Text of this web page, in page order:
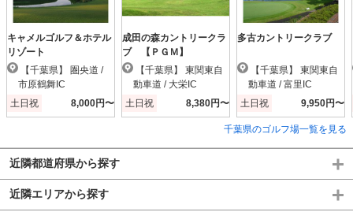
キャメルゴルフ＆ホテル
リゾート
市原鶴舞IC
土日祝
8,000円〜
成田の森カントリークラ
ブ 【ＰＧＭ】
動車道 / 大栄IC
土日祝
8,380円〜
多古カントリークラブ
動車道 / 富里IC
土日祝
9,950円〜
千葉県のゴルフ場一覧を見る
近隣都道府県から探す
近隣エリアから探す